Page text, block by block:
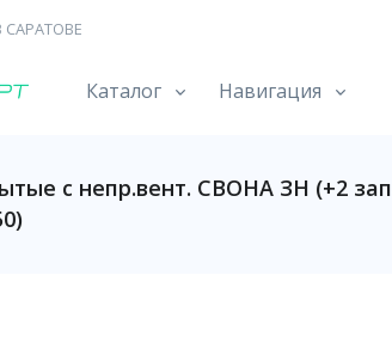
Каталог Навигация
с непр.вент. СВОНА ЗН (+2